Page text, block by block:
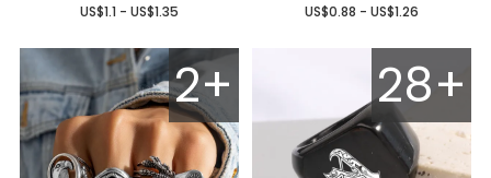
US$1.1 - US$1.35 US$0.88 - US$1.26
2+ 28+